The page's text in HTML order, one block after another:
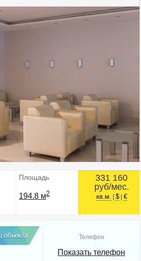
Площадь
194.8 м2
331 160
руб/мес.
кв.м. $| €
Телефон
Показать телефон